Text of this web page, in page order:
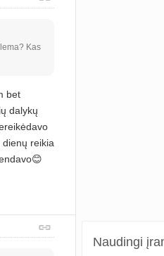
Kas
bet
dalykų
reikia
Naudingi